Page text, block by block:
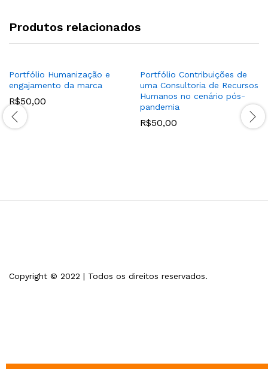
Produtos relacionados
Portfólio Humanização e
engajamento da marca
R$50,00
Portfólio Contribuições de
uma Consultoria de Recursos
Humanos no cenário pós-
pandemia
R$50,00
Copyright © 2022 | Todos os direitos reservados.